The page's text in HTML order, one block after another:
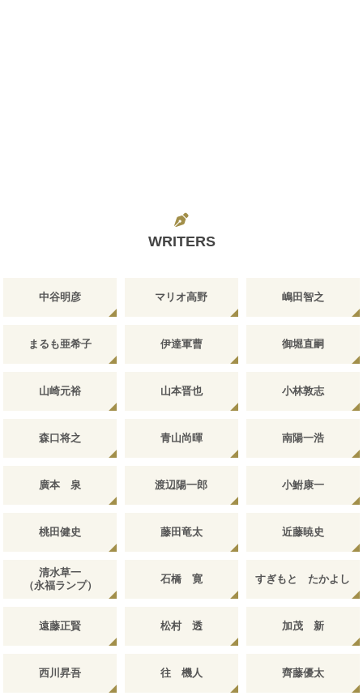
WRITERS
中谷明彦 マリオ高野 嶋田智之
まるも亜希子 伊達軍曹 御堀直嗣
山崎元裕 山本晋也 小林敦志
森口将之 青山尚暉 南陽一浩
廣本 泉 渡辺陽一郎 小鮒康一
桃田健史 藤田竜太 近藤暁史
清水草一
（永福ランプ）
石橋 寛 すぎもと たかよし
遠藤正賢 松村 透 加茂 新
西川昇吾 往 機人 齊藤優太